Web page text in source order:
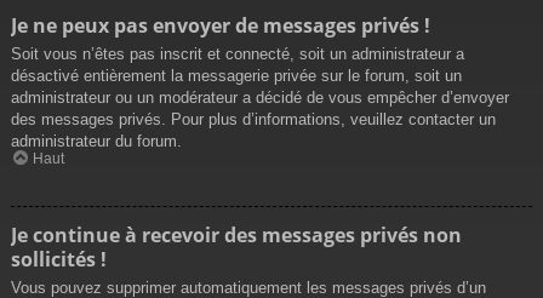
Je ne peux pas envoyer de messages privés !
Soit vous n’êtes pas inscrit et connecté, soit un administrateur a
désactivé entièrement la messagerie privée sur le forum, soit un
administrateur ou un modérateur a décidé de vous empêcher d’envoyer
des messages privés. Pour plus d’informations, veuillez contacter un
administrateur du forum.
Haut
Je continue à recevoir des messages privés non
sollicités !
Vous pouvez supprimer automatiquement les messages privés d’un